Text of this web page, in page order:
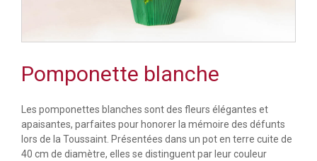
Pomponette blanche
Les pomponettes blanches sont des fleurs élégantes et
apaisantes, parfaites pour honorer la mémoire des défunts
lors de la Toussaint. Présentées dans un pot en terre cuite de
40 cm de diamètre, elles se distinguent par leur couleur